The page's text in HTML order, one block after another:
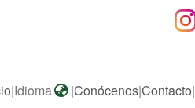
|Idioma |Conócenos|Contacto|